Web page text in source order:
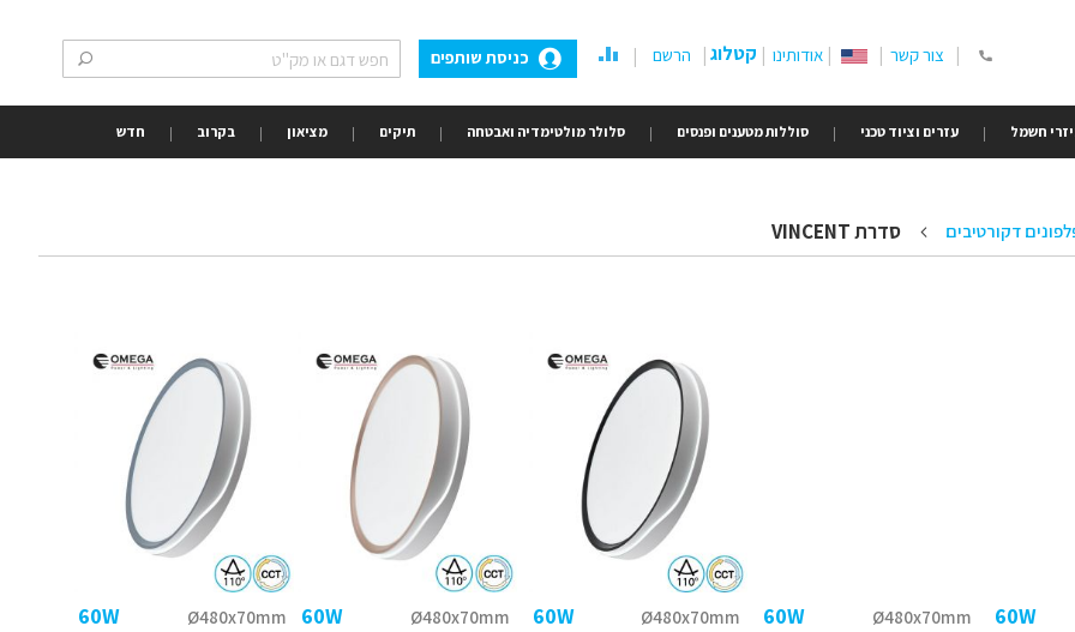
צור קשר אודותינו קטלוג
הרשם
חפש
כניסת שותפים
חשמל עזרים וציוד טכני סוללות מטענים ופנסים סלולר מולטימדיה ואבטחה תיקים מציאון בקרוב חדש
דקורטיבים סדרת VINCENT
60W
Ø480x70mm
60W
Ø480x70mm
60W
Ø480x70mm
60W
Ø480x70mm
60W